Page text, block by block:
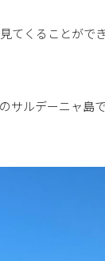
くることができ
ルデーニャ島